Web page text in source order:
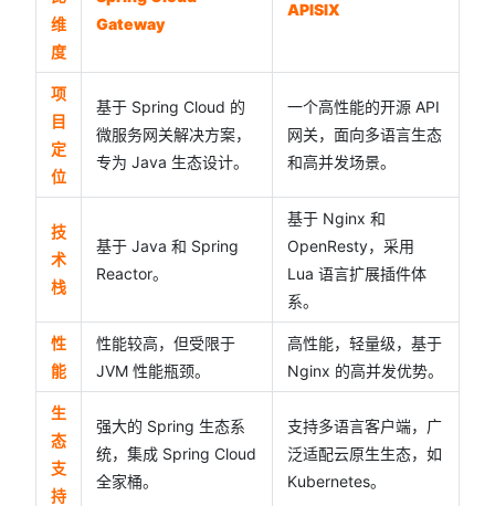
维
度
Gateway
APISIX
项
目
定
位
基于 Spring Cloud 的
微服务网关解决方案，
专为 Java 生态设计。
一个高性能的开源 API
网关，面向多语言生态
和高并发场景。
技
术
栈
基于 Java 和 Spring
Reactor。
基于 Nginx 和
OpenResty，采用
Lua 语言扩展插件体
系。
性
能
性能较高，但受限于
JVM 性能瓶颈。
高性能，轻量级，基于
Nginx 的高并发优势。
生
态
支
持
强大的 Spring 生态系
统，集成 Spring Cloud
全家桶。
支持多语言客户端，广
泛适配云原生生态，如
Kubernetes。